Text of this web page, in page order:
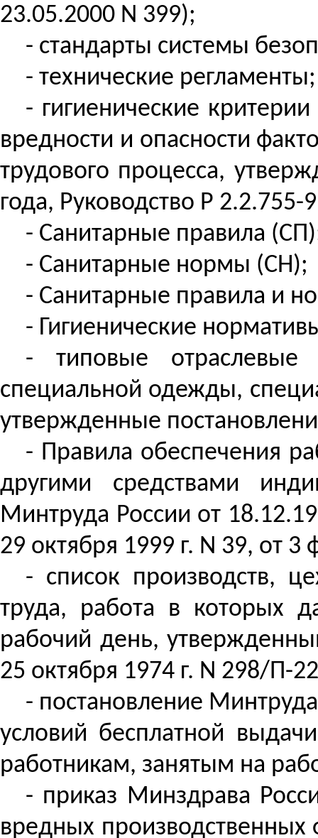
23.05.2000 N 399);
- стандарты системы
- технические регламенты;
- гигиенические
вредности и опасности
трудового процесса,
года, Руководство Р 2.2.755-
- Санитарные правила
- Санитарные нормы (СН);
- Санитарные правила и
- Гигиенические
- типовые
специальной одежды,
утвержденные
- Правила обеспечения
другими средствами
Минтруда России от
29 октября 1999 г. N 39, от 3
- список производств,
труда, работа в которых
рабочий день,
25 октября 1974 г. N 298/
- постановление
условий бесплатной
работникам, занятым на
- приказ Минздрава
вредных производственных